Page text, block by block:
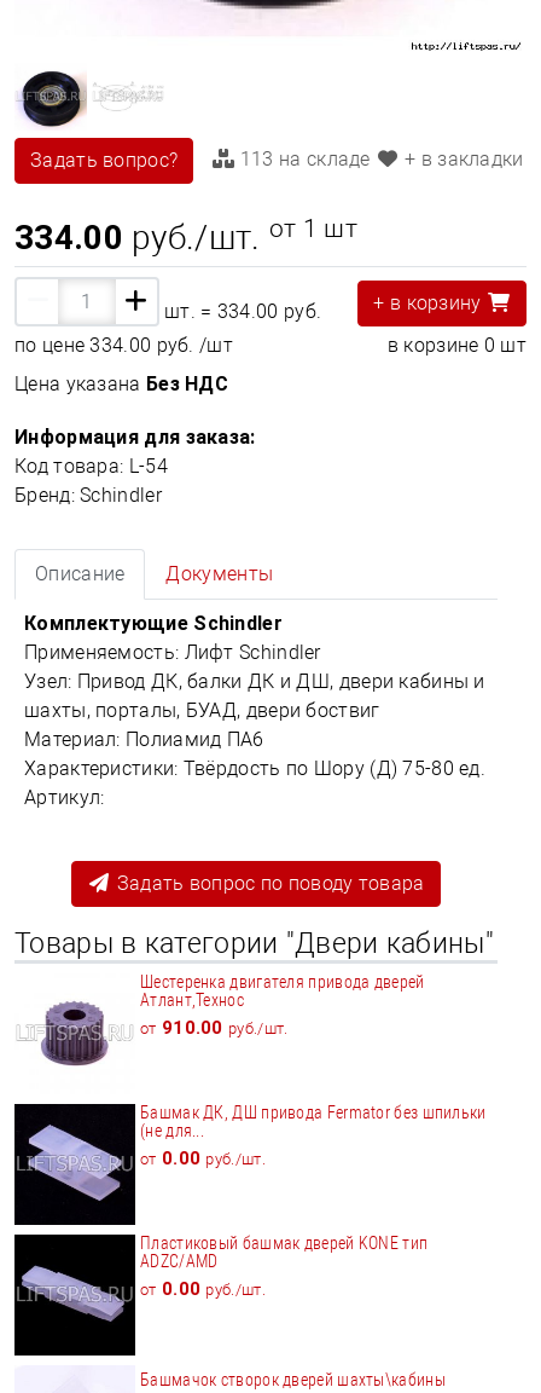
Задать вопрос? 113 на складе + в закладки
334.00 руб./шт. от 1 шт
шт. = 334.00 руб.
+ в корзину
по цене334.00 руб./шт в корзине 0 шт
Цена указана Без НДС
Информация для заказа:
Код товара: L-54
Бренд: Schindler
Описание Документы
Комплектующие Schindler
Применяемость: Лифт Schindler
Узел: Привод ДК, балки ДК и ДШ, двери кабины и
шахты, порталы, БУАД, двери боствиг
Материал: Полиамид ПА6
Характеристики: Твёрдость по Шору (Д) 75-80 ед.
Артикул:
Задать вопрос по поводу товара
Товары в категории "Двери кабины"
Шестеренка двигателя привода дверей
Атлант,Технос
от 910.00 руб./шт.
Башмак ДК, ДШ привода Fermator без шпильки
(не для...
от 0.00 руб./шт.
Пластиковый башмак дверей KONE тип
ADZC/AMD
от 0.00 руб./шт.
Башмачок створок дверей шахты\кабины